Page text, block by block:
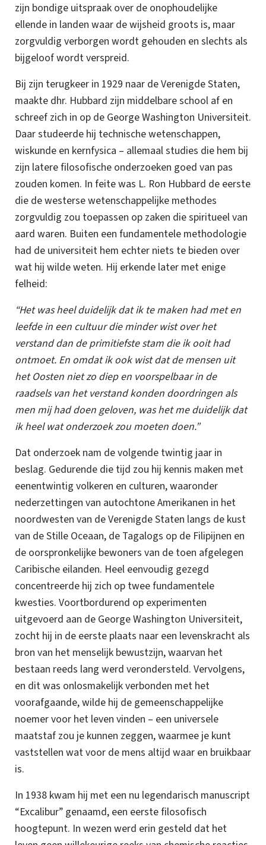
zijn bondige uitspraak over de onophoudelijke
ellende in landen waar de wijsheid groots is, maar
zorgvuldig verborgen wordt gehouden en slechts als
bijgeloof wordt verspreid.
Bij zijn terugkeer in 1929 naar de Verenigde Staten,
maakte dhr. Hubbard zijn middelbare school af en
schreef zich in op de George Washington Universiteit.
Daar studeerde hij technische wetenschappen,
wiskunde en kernfysica – allemaal studies die hem bij
zijn latere filosofische onderzoeken goed van pas
zouden komen. In feite was L. Ron Hubbard de eerste
die de westerse wetenschappelijke methodes
zorgvuldig zou toepassen op zaken die spiritueel van
aard waren. Buiten een fundamentele methodologie
had de universiteit hem echter niets te bieden over
wat hij wilde weten. Hij erkende later met enige
felheid:
“Het was heel duidelijk dat ik te maken had met en
leefde in een cultuur die minder wist over het
verstand dan de primitiefste stam die ik ooit had
ontmoet. En omdat ik ook wist dat de mensen uit
het Oosten niet zo diep en voorspelbaar in de
raadsels van het verstand konden doordringen als
men mij had doen geloven, was het me duidelijk dat
ik heel wat onderzoek zou moeten doen.”
Dat onderzoek nam de volgende twintig jaar in
beslag. Gedurende die tijd zou hij kennis maken met
eenentwintig volkeren en culturen, waaronder
nederzettingen van autochtone Amerikanen in het
noordwesten van de Verenigde Staten langs de kust
van de Stille Oceaan, de Tagalogs op de Filipijnen en
de oorspronkelijke bewoners van de toen afgelegen
Caribische eilanden. Heel eenvoudig gezegd
concentreerde hij zich op twee fundamentele
kwesties. Voortbordurend op experimenten
uitgevoerd aan de George Washington Universiteit,
zocht hij in de eerste plaats naar een levenskracht als
bron van het menselijk bewustzijn, waarvan het
bestaan reeds lang werd verondersteld. Vervolgens,
en dit was onlosmakelijk verbonden met het
voorafgaande, wilde hij de gemeenschappelijke
noemer voor het leven vinden – een universele
maatstaf zou je kunnen zeggen, waarmee je kunt
vaststellen wat voor de mens altijd waar en bruikbaar
is.
In 1938 kwam hij met een nu legendarisch manuscript
“Excalibur” genaamd, een eerste filosofisch
hoogtepunt. In wezen werd erin gesteld dat het